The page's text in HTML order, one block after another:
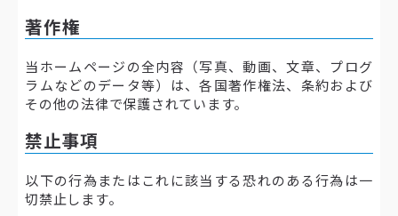
著作権
当ホームページの全内容（写真、動画、文章、プログ
ラムなどのデータ等）は、各国著作権法、条約および
その他の法律で保護されています。
禁止事項
以下の行為またはこれに該当する恐れのある行為は一
切禁止します。